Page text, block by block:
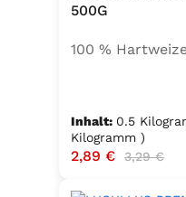
500G
100 %
Inhalt: 0.5
Kilogramm )
Verkaufspreis:
2,89 € Regulärer
3,29 €